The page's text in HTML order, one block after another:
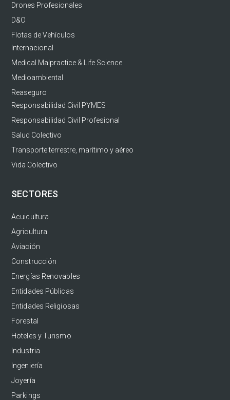
Drones Profesionales
D&O
Flotas de Vehículos
Internacional
Medical Malpractice & Life Science
Medioambiental
Reaseguro
Responsabilidad Civil PYMES
Responsabilidad Civil Profesional
Salud Colectivo
Transporte terrestre, marítimo y aéreo
Vida Colectivo
SECTORES
Acuicultura
Agricultura
Aviación
Construcción
Energías Renovables
Entidades Públicas
Entidades Religiosas
Forestal
Hoteles y Turismo
Industria
Ingeniería
Joyería
Parkings